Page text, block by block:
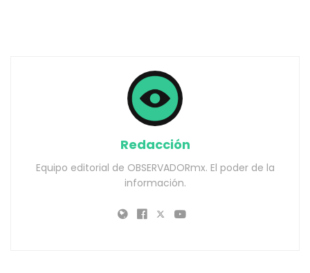
Redacción
Equipo editorial de OBSERVADORmx. El poder de la
información.